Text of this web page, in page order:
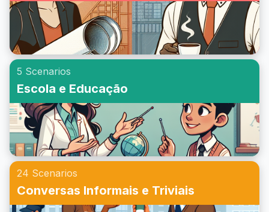
5 Scenarios
Escola e Educação
24 Scenarios
Conversas Informais e Triviais